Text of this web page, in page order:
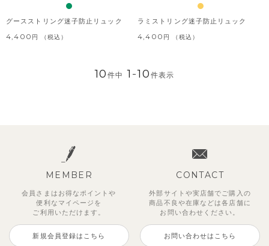
グースストリング迷子防止リュック
4,400 税込
ラミストリング迷子防止リュック
4,400 税込
10件中 1 -10 件表示
MEMBER
会員さまはお得なポイントや
便利な マイページを
ご利用いただけます。
新規会員登録はこちら
CONTACT
外部サイトや実店舗でご購入の
商品不良や在庫などは各店舗に
お問い合わせください。
お問い合わせはこちら